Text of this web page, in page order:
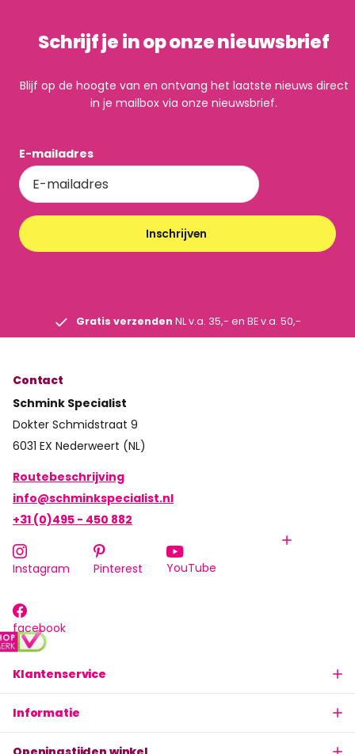
Schrijf je in op onze nieuwsbrief
Blijf op de hoogte van en ontvang het laatste nieuws direct
in je mailbox via onze nieuwsbrief.
E-mailadres
Inschrijven
Gratis verzenden NL v.a. 35,- en BE v.a. 50,-
Klantenservice
Informatie
Contact
Schmink Specialist
Dokter Schmidstraat 9
6031 EX Nederweert (NL)
Routebeschrijving
info@schminkspecialist.nl
+31 (0)495 - 450 882
Instagram Pinterest YouTube
facebook